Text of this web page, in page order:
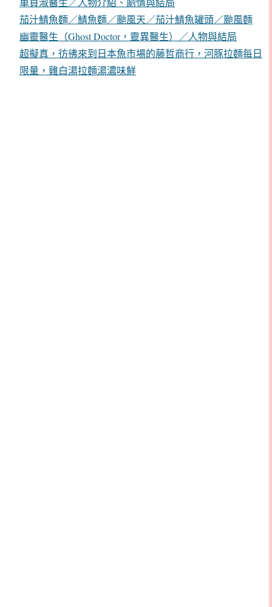
茄汁鯖魚麵／鯖魚麵／颱風天／茄汁鯖魚罐頭／颱風麵
幽靈醫生（Ghost Doctor，靈異醫生）／人物與結局
超擬真，彷彿來到日本魚市場的藤哲商行，河豚拉麵每日
限量，雞白湯拉麵湯濃味鮮